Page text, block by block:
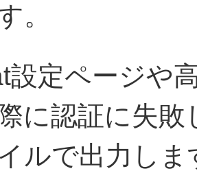
。
設定ページや
に認証に失敗
ルで出力しま